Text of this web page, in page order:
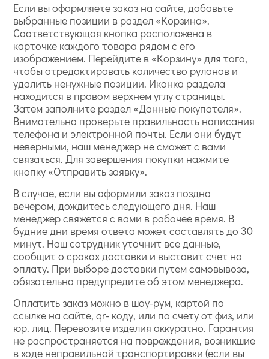
Если вы оформляете заказ на сайте, добавьте
выбранные позиции в раздел «Корзина».
Соответствующая кнопка расположена в
карточке каждого товара рядом с его
изображением. Перейдите в «Корзину» для того,
чтобы отредактировать количество рулонов и
удалить ненужные позиции. Иконка раздела
находится в правом верхнем углу страницы.
Затем заполните раздел «Данные покупателя».
Внимательно проверьте правильность написания
телефона и электронной почты. Если они будут
неверными, наш менеджер не сможет с вами
связаться. Для завершения покупки нажмите
кнопку «Отправить заявку».
В случае, если вы оформили заказ поздно
вечером, дождитесь следующего дня. Наш
менеджер свяжется с вами в рабочее время. В
будние дни время ответа может составлять до 30
минут. Наш сотрудник уточнит все данные,
сообщит о сроках доставки и выставит счет на
оплату. При выборе доставки путем самовывоза,
обязательно предупредите об этом менеджера.
Оплатить заказ можно в шоу-рум, картой по
ссылке на сайте, qr- коду, или по счету от физ, или
юр. лиц. Перевозите изделия аккуратно. Гарантия
не распространяется на повреждения, возникшие
в ходе неправильной транспортировки (если вы